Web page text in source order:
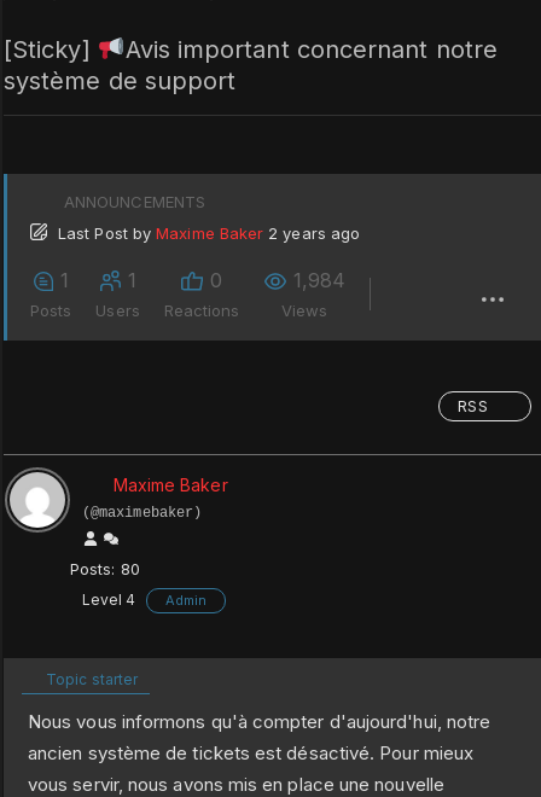
[Sticky]
Avis important concernant notre
système de support
ANNOUNCEMENTS
Last Post by Maxime Baker 2 years ago
1
Posts
1
Users
0
Reactions
1,984
Views
RSS
Maxime Baker
(@maximebaker)
Posts: 80
Level 4 Admin
Topic starter
Nous vous informons qu'à compter d'aujourd'hui, notre
ancien système de tickets est désactivé. Pour mieux
vous servir, nous avons mis en place une nouvelle